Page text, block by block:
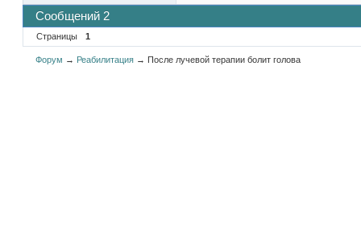
Сообщений 2
Страницы 1
Форум → Реабилитация → После лучевой терапии болит голова